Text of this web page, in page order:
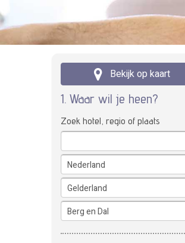
Bekijk op kaart
1. Waar wil je heen?
Zoek hotel, regio of plaats